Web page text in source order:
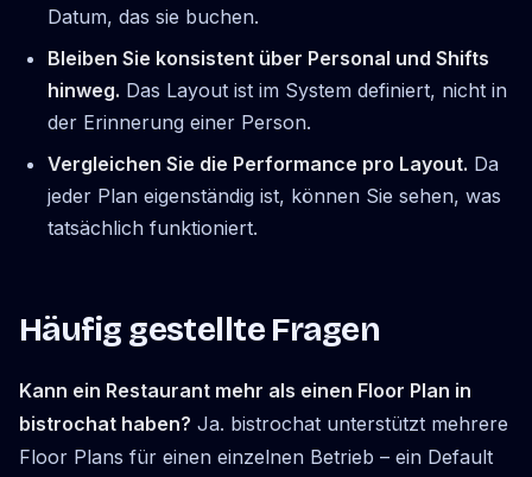
Datum, das sie buchen.
Bleiben Sie konsistent über Personal und Shifts
hinweg. Das Layout ist im System definiert, nicht in
der Erinnerung einer Person.
Vergleichen Sie die Performance pro Layout. Da
jeder Plan eigenständig ist, können Sie sehen, was
tatsächlich funktioniert.
Häufig gestellte Fragen
Kann ein Restaurant mehr als einen Floor Plan in
bistrochat haben? Ja. bistrochat unterstützt mehrere
Floor Plans für einen einzelnen Betrieb – ein Default